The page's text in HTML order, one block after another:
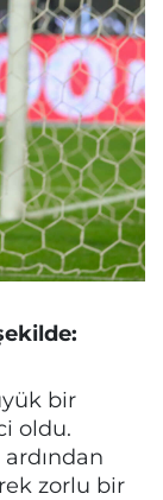
bir
oldu.
ardından
zorlu bir